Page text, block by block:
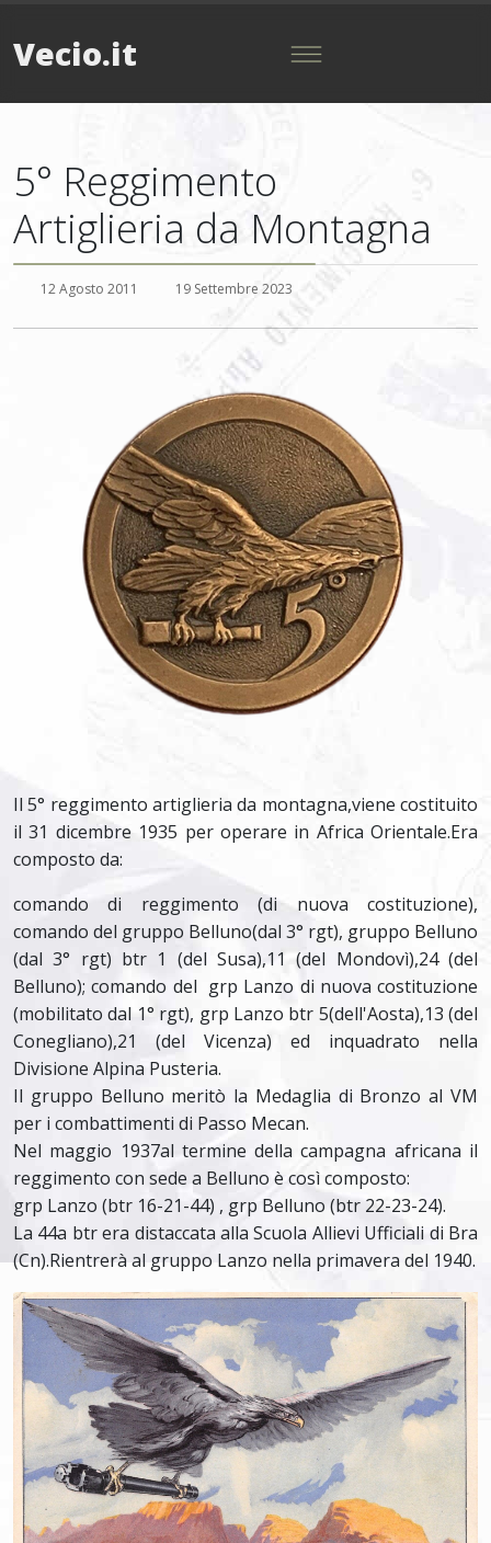
Vecio.it
5° Reggimento
Artiglieria da Montagna
12 Agosto 2011 19 Settembre 2023
Il 5° reggimento artiglieria da montagna,viene costituito
il 31 dicembre 1935 per operare in Africa Orientale.Era
composto da:
comando di reggimento (di nuova costituzione),
comando del gruppo Belluno(dal 3° rgt), gruppo Belluno
(dal 3° rgt) btr 1 (del Susa),11 (del Mondovì),24 (del
Belluno); comando del grp Lanzo di nuova costituzione
(mobilitato dal 1° rgt), grp Lanzo btr 5(dell'Aosta),13 (del
Conegliano),21 (del Vicenza) ed inquadrato nella
Divisione Alpina Pusteria.
Il gruppo Belluno meritò la Medaglia di Bronzo al VM
per i combattimenti di Passo Mecan.
Nel maggio 1937al termine della campagna africana il
reggimento con sede a Belluno è così composto:
grp Lanzo (btr 16-21-44) , grp Belluno (btr 22-23-24).
La 44a btr era distaccata alla Scuola Allievi Ufficiali di Bra
(Cn).Rientrerà al gruppo Lanzo nella primavera del 1940.